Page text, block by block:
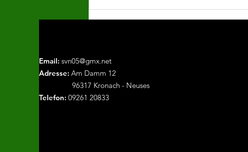
späte Punkteteilung in
Lettenreuth
Email: svn05@gmx.net
Adresse: Am Damm 12
96317 Kronach - Neuses
Telefon: 09261 20833